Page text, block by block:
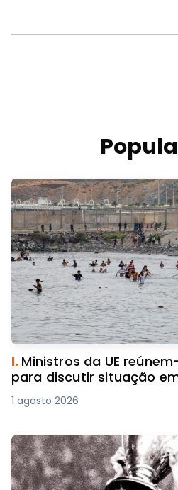
I. Ministros da UE
para discutir situação
1 agosto 2026